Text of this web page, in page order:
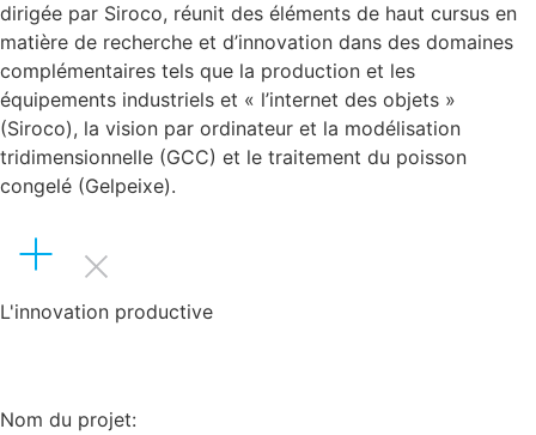
dirigée par Siroco, réunit des éléments de haut cursus en
matière de recherche et d’innovation dans des domaines
complémentaires tels que la production et les
équipements industriels et « l’internet des objets »
(Siroco), la vision par ordinateur et la modélisation
tridimensionnelle (GCC) et le traitement du poisson
congelé (Gelpeixe).
L'innovation productive
Nom du projet: